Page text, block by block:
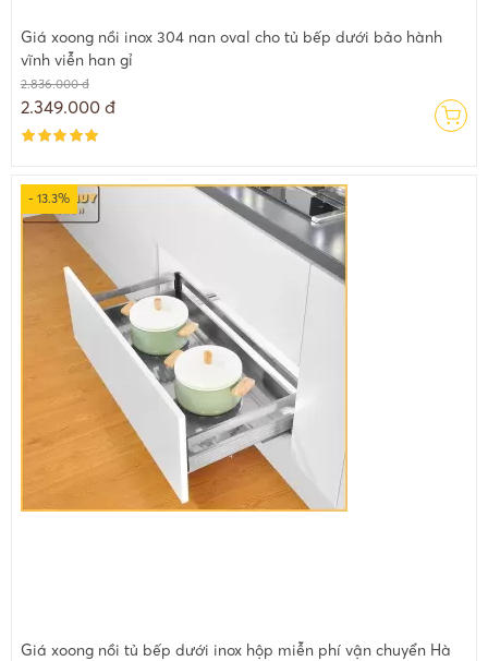
Giá xoong nồi inox 304 nan oval cho tủ bếp dưới bảo hành
vĩnh viễn han gỉ
2.836.000 đ
2.349.000 đ
- 13.3%
Giá xoong nồi tủ bếp dưới inox hộp miễn phí vận chuyển Hà